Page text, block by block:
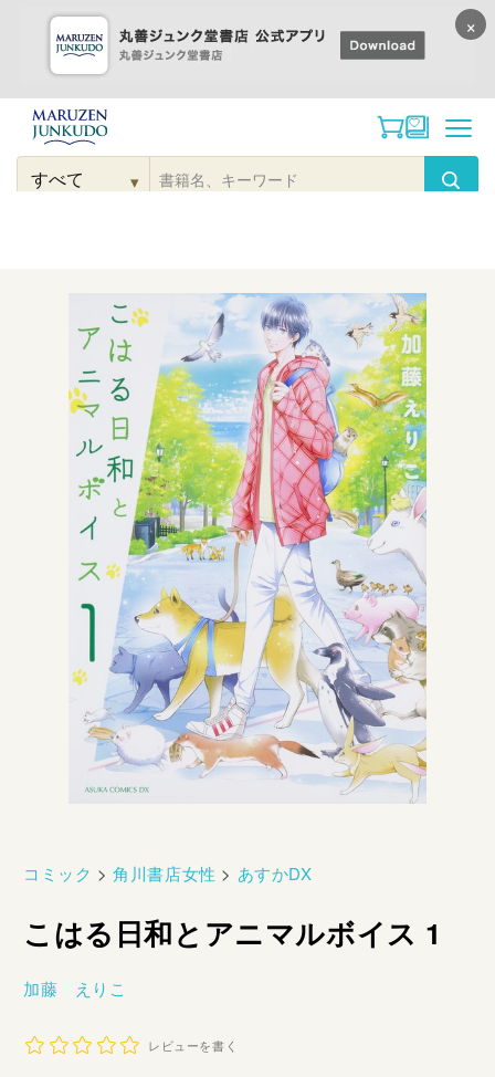
コンテンツに
進む
検
▾
コミック >角川書店女性 > あすかDX
こはる日和とアニマルボイス 1
加藤 えりこ
レビューを書く
×